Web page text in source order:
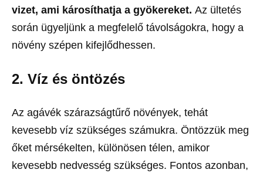
vizet, ami károsíthatja a gyökereket. Az ültetés
során ügyeljünk a megfelelő távolságokra, hogy a
növény szépen kifejlődhessen.
2. Víz és öntözés
Az agávék szárazságtűrő növények, tehát
kevesebb víz szükséges számukra. Öntözzük meg
őket mérsékelten, különösen télen, amikor
kevesebb nedvesség szükséges. Fontos azonban,